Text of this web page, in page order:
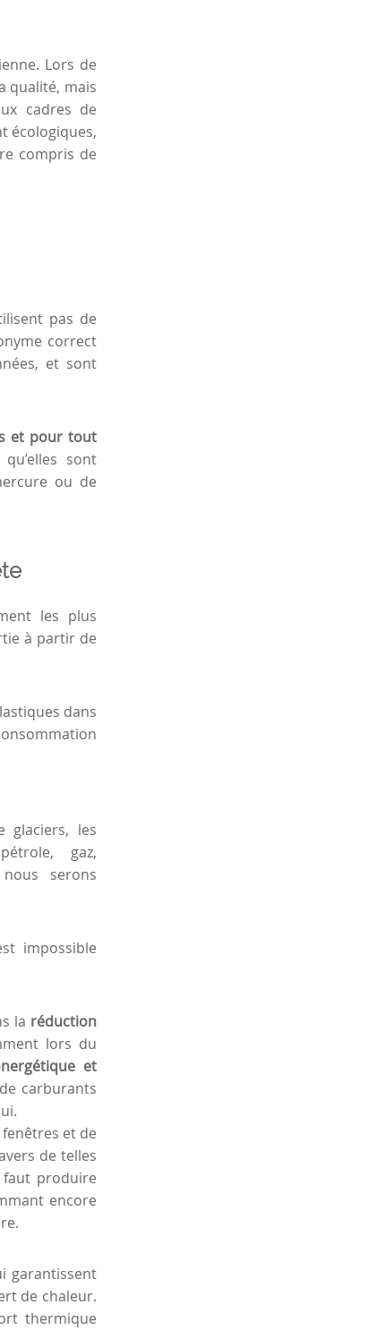
Lors de
qualité, mais
cadres de
écologiques,
compris de
pas de
correct
et sont
et pour tout
sont
ou de
les plus
à partir de
dans
glaciers, les
gaz,
serons
impossible
la réduction
lors du
et
carburants
et de
de telles
faut produire
encore
garantissent
de chaleur.
thermique